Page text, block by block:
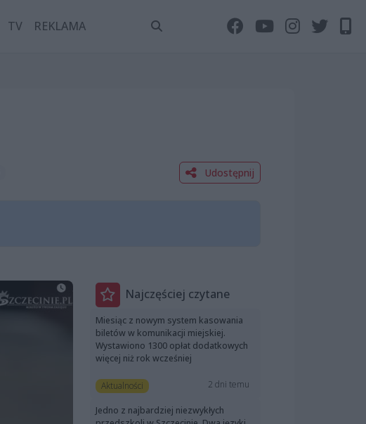
TV REKLAMA
Udostępnij
Najczęściej czytane
Miesiąc z nowym system kasowania
biletów w komunikacji miejskiej.
Wystawiono 1300 opłat dodatkowych
więcej niż rok wcześniej
Aktualności 2 dni temu
Jedno z najbardziej niezwykłych